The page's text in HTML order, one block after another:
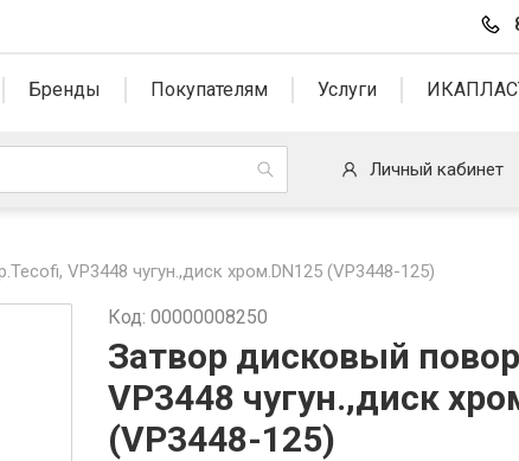
Бренды Покупателям Услуги
Личный кабинет
VP3448 чугун.,диск хром.DN125 (VP3448-125)
Код: 00000008250
Затвор дисковый
VP3448 чугун.,диск
(VP3448-125)